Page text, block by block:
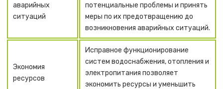
аварийных
ситуаций
потенциальные проблемы и принять
меры по их предотвращению до
возникновения аварийных ситуаций.
Экономия
ресурсов
Исправное функционирование
систем водоснабжения, отопления и
электропитания позволяет
экономить ресурсы и уменьшить